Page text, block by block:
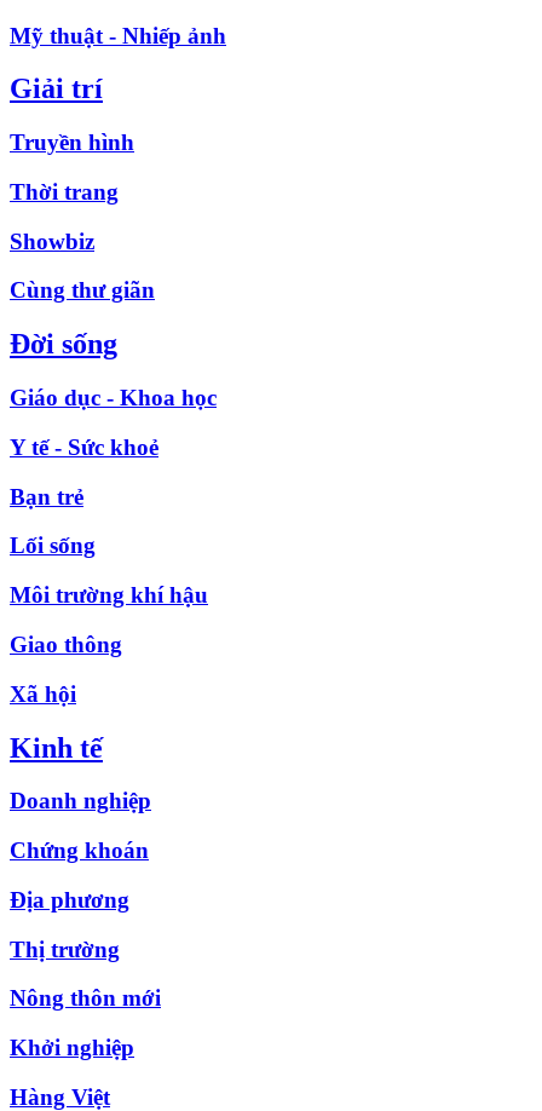
Mỹ thuật - Nhiếp ảnh
Giải trí
Truyền hình
Thời trang
Showbiz
Cùng thư giãn
Đời sống
Giáo dục - Khoa học
Y tế - Sức khoẻ
Bạn trẻ
Lối sống
Môi trường khí hậu
Giao thông
Xã hội
Kinh tế
Doanh nghiệp
Chứng khoán
Địa phương
Thị trường
Nông thôn mới
Khởi nghiệp
Hàng Việt